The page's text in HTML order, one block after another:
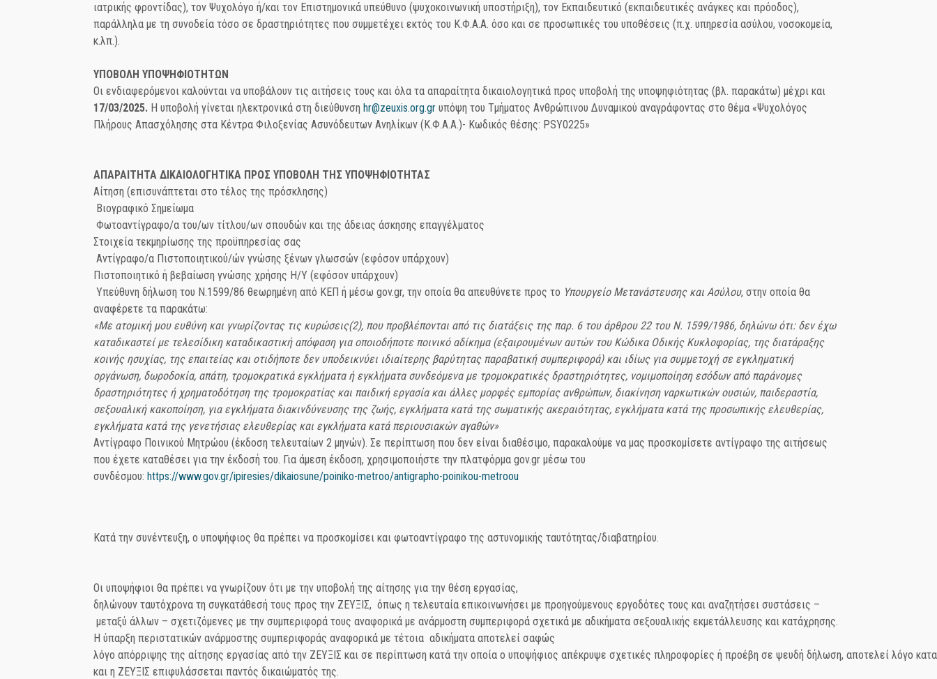
ιατρικής φροντίδας), τον Ψυχολόγο ή/και τον Επιστημονικά υπεύθυνο (ψυχοκοινωνική υποστήριξη), τον Εκπαιδευτικό (εκπαιδευτικές ανάγκες και πρόοδος),
παράλληλα με τη συνοδεία τόσο σε δραστηριότητες που συμμετέχει εκτός του Κ.Φ.Α.Α. όσο και σε προσωπικές του υποθέσεις (π.χ. υπηρεσία ασύλου, νοσοκομεία,
κ.λπ.).
ΥΠΟΒΟΛΗ ΥΠΟΨΗΦΙΟΤΗΤΩΝ
Οι ενδιαφερόμενοι καλούνται να υποβάλουν τις αιτήσεις τους και όλα τααπαραίτητα δικαιολογητικά προς υποβολή της υποψηφιότητας (βλ. παρακάτω) μέχρι και
17/03/2025. Η υποβολή γίνεται ηλεκτρονικά στη διεύθυνσηhr@zeuxis.org.gr υπόψη του Τμήματος Ανθρώπινου Δυναμικού αναγράφοντας στο θέμα «Ψυχολόγος
Πλήρους Απασχόλησης στα Κέντρα Φιλοξενίας Ασυνόδευτων Ανηλίκων (Κ.Φ.Α.Α.)- Κωδικός θέσης: PSY0225»
ΑΠΑΡΑΙΤΗΤΑ ΔΙΚΑΙΟΛΟΓΗΤΙΚΑ ΠΡΟΣ ΥΠΟΒΟΛΗ ΤΗΣ ΥΠΟΨΗΦΙΟΤΗΤΑΣ
Αίτηση (επισυνάπτεται στο τέλος της πρόσκλησης)
Βιογραφικό Σημείωμα
Φωτοαντίγραφο/α του/ων τίτλου/ων σπουδών και της άδειας άσκησης επαγγέλματος
Στοιχεία τεκμηρίωσης της προϋπηρεσίας σας
Αντίγραφο/α Πιστοποιητικού/ών γνώσης ξένων γλωσσών (εφόσον υπάρχουν)
Πιστοποιητικό ή βεβαίωση γνώσης χρήσης Η/Υ (εφόσον υπάρχουν)
Υπεύθυνη δήλωση του Ν.1599/86 θεωρημένη από ΚΕΠ ή μέσω gov.gr, την οποία θα απευθύνετε προς το Υπουργείο Μετανάστευσης και Ασύλου, στην οποία θα
αναφέρετε τα παρακάτω:
«Με ατομική μου ευθύνη και γνωρίζοντας τις κυρώσεις(2), που προβλέπονται από τις διατάξεις της παρ. 6 του άρθρου 22 του Ν. 1599/1986, δηλώνω ότι: δεν έχω
καταδικαστεί με τελεσίδικη καταδικαστική απόφαση για οποιοδήποτε ποινικό αδίκημα (εξαιρουμένων αυτών του Κώδικα Οδικής Κυκλοφορίας, της διατάραξης
κοινής ησυχίας, της επαιτείας και οτιδήποτε δεν υποδεικνύει ιδιαίτερης βαρύτητας παραβατική συμπεριφορά) και ιδίως για συμμετοχή σε εγκληματική
οργάνωση, δωροδοκία, απάτη, τρομοκρατικά εγκλήματα ή εγκλήματα συνδεόμενα με τρομοκρατικές δραστηριότητες, νομιμοποίηση εσόδων από παράνομες
δραστηριότητες ή χρηματοδότηση της τρομοκρατίας και παιδική εργασία και άλλες μορφές εμπορίας ανθρώπων, διακίνηση ναρκωτικών ουσιών, παιδεραστία,
σεξουαλική κακοποίηση, για εγκλήματα διακινδύνευσης της ζωής, εγκλήματα κατά της σωματικής ακεραιότητας, εγκλήματα κατά της προσωπικής ελευθερίας,
εγκλήματα κατά της γενετήσιας ελευθερίας και εγκλήματα κατά περιουσιακών αγαθών»
Αντίγραφο Ποινικού Μητρώου (έκδοση τελευταίων 2 μηνών). Σε περίπτωση που δεν είναι διαθέσιμο, παρακαλούμε να μας προσκομίσετε αντίγραφο της αιτήσεως
που έχετε καταθέσει για την έκδοσή του. Για άμεση έκδοση, χρησιμοποιήστε την πλατφόρμα gov.gr μέσω του
συνδέσμου:https://www.gov.gr/ipiresies/dikaiosune/poiniko-metroo/antigrapho-poinikou-metroou
Κατά την συνέντευξη, ο υποψήφιος θα πρέπει να προσκομίσει και φωτοαντίγραφο της αστυνομικής ταυτότητας/διαβατηρίου.
Οι υποψήφιοι θα πρέπει να γνωρίζουν ότι με την υποβολή της αίτησης για την θέση εργασίας,
δηλώνουν ταυτόχρονα τη συγκατάθεσή τους προς την ΖΕΥΞΙΣ, όπως η τελευταία επικοινωνήσει με προηγούμενους εργοδότες τους και αναζητήσει συστάσεις –
μεταξύ άλλων – σχετιζόμενες με την συμπεριφορά τους αναφορικά με ανάρμοστη συμπεριφορά σχετικά με αδικήματα σεξουαλικής εκμετάλλευσης και κατάχρησης.
Η ύπαρξη περιστατικών ανάρμοστης συμπεριφοράς αναφορικά με τέτοια αδικήματα αποτελεί σαφώς
λόγο απόρριψης της αίτησης εργασίας από την ΖΕΥΞΙΣ και σε περίπτωση κατά την οποία ο υποψήφιος απέκρυψε σχετικές πληροφορίες ή προέβη σε ψευδή δήλωση, αποτελεί λόγο
και η ΖΕΥΞΙΣ επιφυλάσσεται παντός δικαιώματός της.